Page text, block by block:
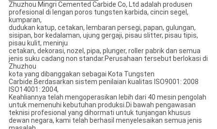
Zhuzhou Mingri Cemented Carbide Co, Ltd adalah produsen
profesional di lengan poros tungsten karbida, cincin segel,
kumparan,
dudukan katup, cetakan, lembaran persegi, papan, gulungan,
sisipan, bor kedalaman, ujung gergaji, pisau slitter, pisau tipis,
pisau kulit, meninju
cetakan, dekorasi, nozel, pipa, plunger, roller pabrik dan semua
jenis suku cadang non standar.Perusahaan tersebut berlokasi di
Zhuzhou
kota yang dibanggakan sebagai Kota Tungsten
Carbide.Berdasarkan sistem penilaian kualitas ISO9001: 2008
ISO14001: 2004,
Keahliannya telah mengoperasikan lebih dari 40 mesin pengolah
untuk memenuhi kebutuhan produksi.Di bawah pengawasan
teknisi profesional yang dihormati untuk tunjangan khusus
dewan negara, kami telah berhasil menyelesaikan semua jenis